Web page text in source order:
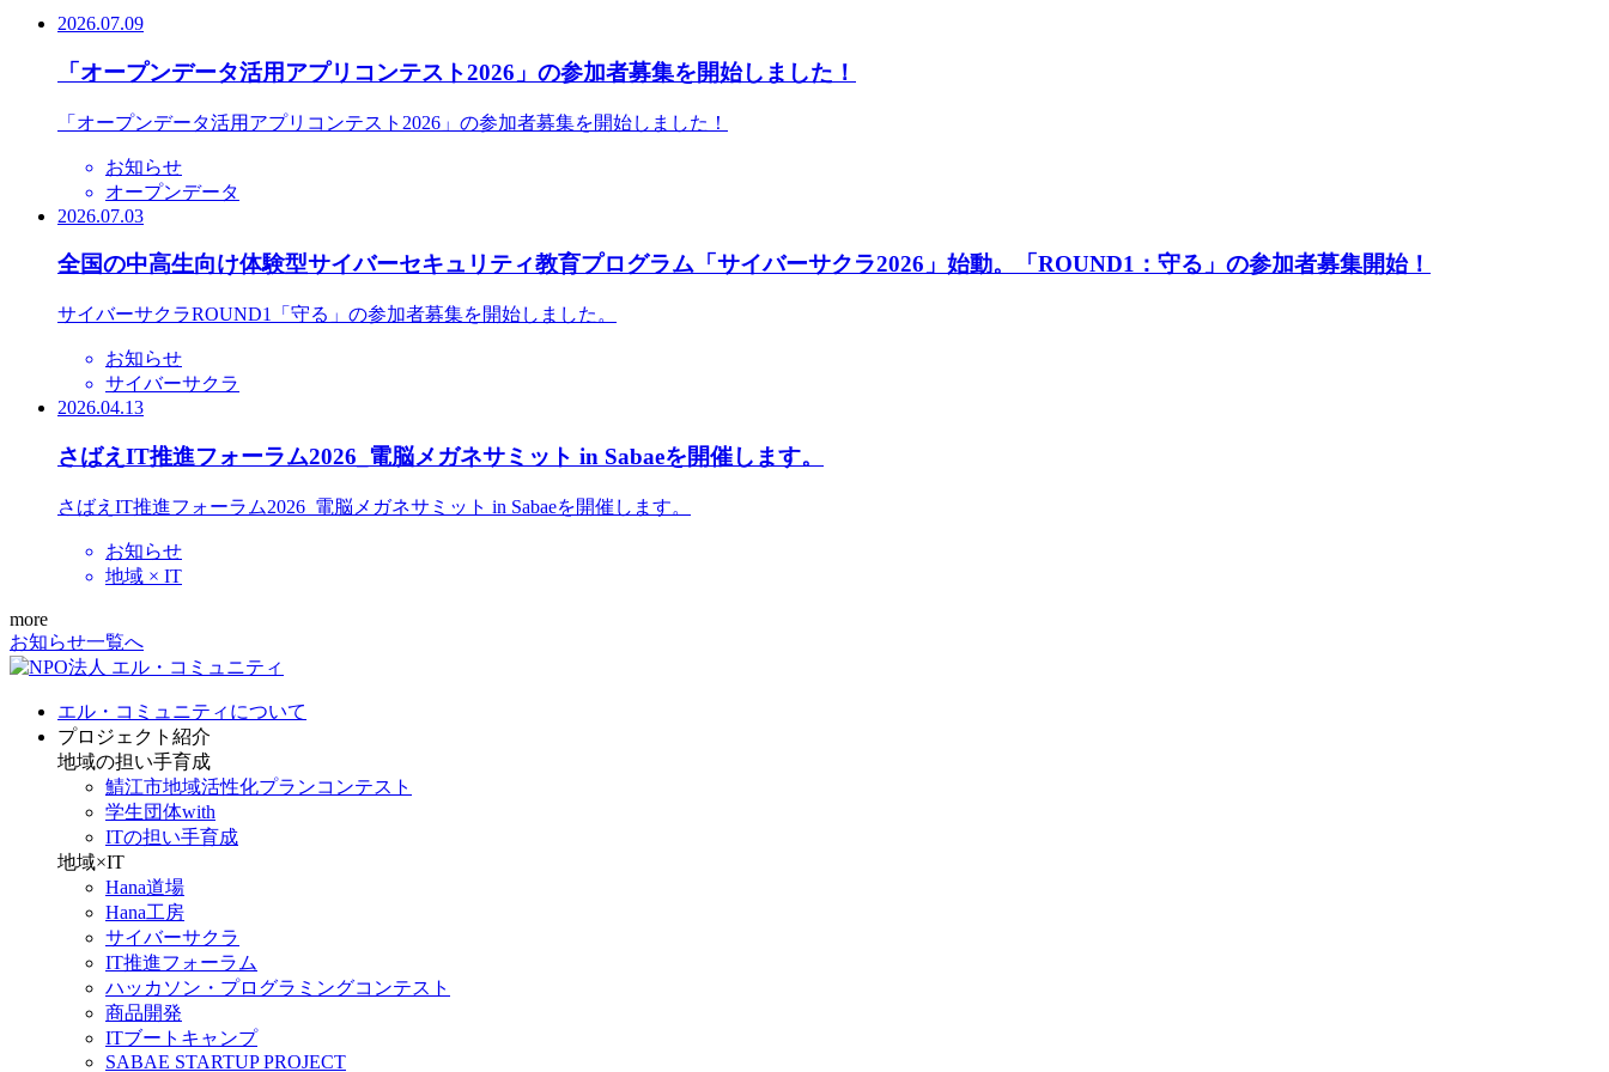
2026.07.09
「オープンデータ活用アプリコンテスト2026」の参加者募集を開始しました！
「オープンデータ活用アプリコンテスト2026」の参加者募集を開始しました！
お知らせ
オープンデータ
2026.07.03
全国の中高生向け体験型サイバーセキュリティ教育プログラム「サイバーサクラ2026」始動。「ROUND1：守る」の参加者募集開始！
サイバーサクラROUND1「守る」の参加者募集を開始しました。
お知らせ
サイバーサクラ
2026.04.13
さばえIT推進フォーラム2026_電脳メガネサミット in Sabaeを開催します。
さばえIT推進フォーラム2026_電脳メガネサミット in Sabaeを開催します。
お知らせ
地域 × IT
more
お知らせ一覧へ
エル・コミュニティについて
プロジェクト紹介
地域の担い手育成
鯖江市地域活性化プランコンテスト
学生団体with
ITの担い手育成
地域×IT
Hana道場
Hana工房
サイバーサクラ
IT推進フォーラム
ハッカソン・プログラミングコンテスト
商品開発
ITブートキャンプ
SABAE STARTUP PROJECT